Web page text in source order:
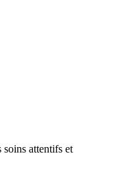
soins attentifs et